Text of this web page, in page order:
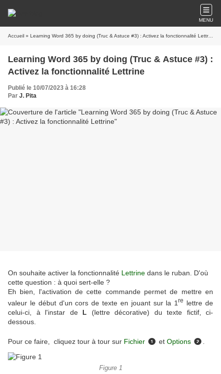
MENU
Accueil » Learning Word 365 by doing (Truc & Astuce #3) : Activez la fonctionnalité Lettrine
Learning Word 365 by doing (Truc & Astuce #3) :
Activez la fonctionnalité Lettrine
Publié le 10/07/2023 à 16:28
Par J. Pita
On souhaite activer la fonctionnalité Lettrine dans le ruban. D'où
cette question : à quoi sert-elle ?
Eh bien, l'activation de cette commande permet de mettre en
valeur le début d'un cors de texte en jouant sur la 1re
lettre de
celui-ci, à l'instar de L (lettre décorative) du texte fictif, ci-
dessous.
Pour ce faire, cliquez tour à tour sur Fichier ❶ et Options ❷
Figure 1